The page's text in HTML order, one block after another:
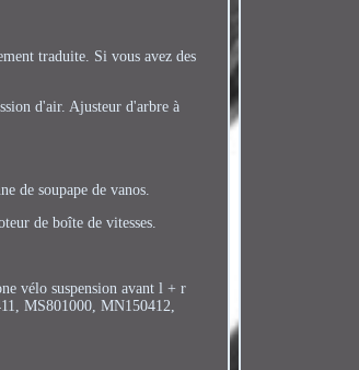
traduite. Si vous avez des
d'air. Ajusteur d'arbre à
de soupape de vanos.
de boîte de vitesses.
vélo suspension avant l + r
MS801000, MN150412,